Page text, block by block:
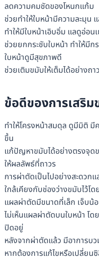
ลดความคมชัดของโหนกแก้ม
ช่วยทำให้ใบหน้ามีความละมุน
ทำให้มีใบหน้าเอิบอิ่ม แลดูอ่อน
ช่วยยกกระชับใบหน้า ทำให้มี
ใบหน้าดูมีสุขภาพดี
ช่วยเติมขมับให้เต็มได้อย่างถา
ข้อดีของการเสริ
ทำให้โครงหน้าสมดุล ดูมีมิติ มี
ขึ้น
แก้ปัญหาขมับได้อย่างตรงจุ
ให้ผลลัพธ์ที่ถาวร
การผ่าตัดเป็นไปอย่างสะดวก
ใกล้เคียงกับช่องว่างขมับไว้โด
แผลผ่าตัดมีขนาดที่เล็ก เจ็บ
ไม่เห็นแผลผ่าตัดบนใบหน้า โ
ปิดอยู่
หลังจากผ่าตัดแล้ว มีอาการบ
หากต้องการแก้ไขหรือเปลี่ยน